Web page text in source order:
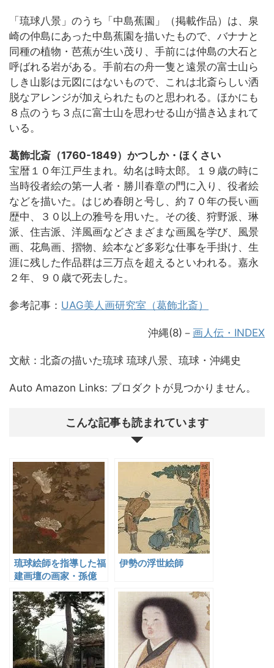
「琉球八景」のうち「中島蕉園」（掲載作品）は、泉
崎の仲島にあった中島蕉園を描いたもので、バナナと
同種の植物・芭蕉が生い茂り、手前には仲島の大石と
呼ばれる岩がある。手前右の舟一隻と遠景の富士山ら
しき山影は元図にはないもので、これは北斎らしい洒
脱なアレンジが加えられたものと思われる。ほかにも
８点のうち３点に富士山を思わせる山が描き込まれて
いる。
葛飾北斎（1760-1849）かつしか・ほくさい
宝暦１０年江戸生まれ。幼名は時太郎。１９歳の時に
当時役者絵の第一人者・勝川春章の門に入り、役者絵
などを描いた。はじめ春朗と号し、約７０年の長い画
歴中、３０以上の雅号を用いた。その後、狩野派、琳
派、住吉派、洋風画などさまざまな画風を学び、風景
画、花鳥画、摺物、絵本など多彩な仕事を手掛け、生
涯に残した作品群は三万点を超えるといわれる。嘉永
２年、９０歳で死去した。
参考記事： UAG美人画研究室（葛飾北斎）
沖縄(8)－ 画人伝・INDEX
文献：北斎の描いた琉球 琉球八景、琉球・沖縄史
Auto Amazon Links: プロダクトが見つかりません。
こんな記事も読まれています
琉球絵師を指導した福
建画壇の画家・孫億
伊勢の浮世絵師